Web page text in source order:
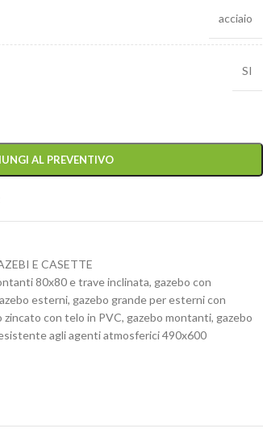
acciaio
SI
AL PREVENTIVO
E CASETTE
80x80 e trave inclinata, gazebo con
esterni, gazebo grande per esterni con
zincato con telo in PVC, gazebo montanti, gazebo
agli agenti atmosferici 490x600